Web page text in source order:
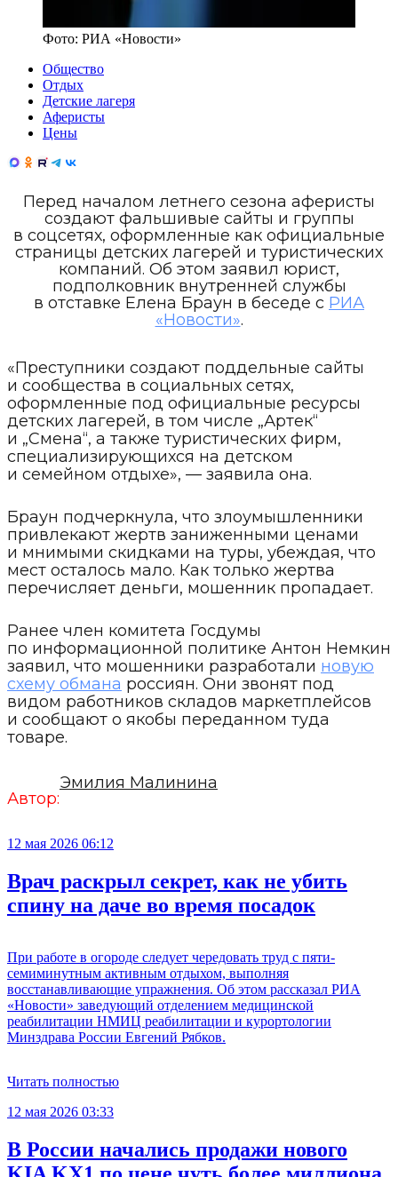
Фото: РИА «Новости»
Общество
Отдых
Детские лагеря
Аферисты
Цены
Перед началом летнего сезона аферисты
создают фальшивые сайты и группы
в соцсетях, оформленные как официальные
страницы детских лагерей и туристических
компаний. Об этом заявил юрист,
подполковник внутренней службы
в отставке Елена Браун в беседе с РИА
«Новости».
«Преступники создают поддельные сайты
и сообщества в социальных сетях,
оформленные под официальные ресурсы
детских лагерей, в том числе „Артек“
и „Смена“, а также туристических фирм,
специализирующихся на детском
и семейном отдыхе», — заявила она.
Браун подчеркнула, что злоумышленники
привлекают жертв заниженными ценами
и мнимыми скидками на туры, убеждая, что
мест осталось мало. Как только жертва
перечисляет деньги, мошенник пропадает.
Ранее член комитета Госдумы
по информационной политике Антон Немкин
заявил, что мошенники разработали новую
схему обмана россиян. Они звонят под
видом работников складов маркетплейсов
и сообщают о якобы переданном туда
товаре.
Автор:
Эмилия Малинина
12 мая 2026 06:12
Врач раскрыл секрет, как не убить
спину на даче во время посадок
При работе в огороде следует чередовать труд с пяти-
семиминутным активным отдыхом, выполняя
восстанавливающие упражнения. Об этом рассказал РИА
«Новости» заведующий отделением медицинской
реабилитации НМИЦ реабилитации и курортологии
Минздрава России Евгений Рябков.
Читать полностью
12 мая 2026 03:33
В России начались продажи нового